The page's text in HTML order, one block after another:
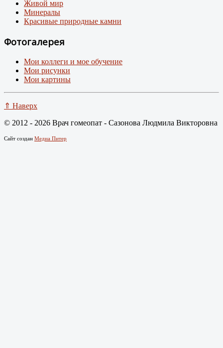
Живой мир
Минералы
Красивые природные камни
Фотогалерея
Мои коллеги и мое обучение
Мои рисунки
Мои картины
⇑ Наверх
© 2012 - 2026 Врач гомеопат - Сазонова Людмила Викторовна
Сайт создан Медиа Питер